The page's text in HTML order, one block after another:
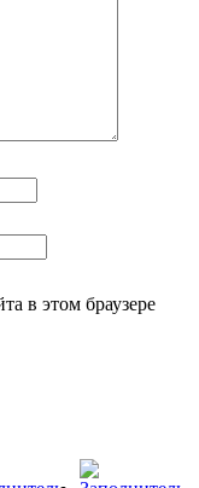
в этом браузере